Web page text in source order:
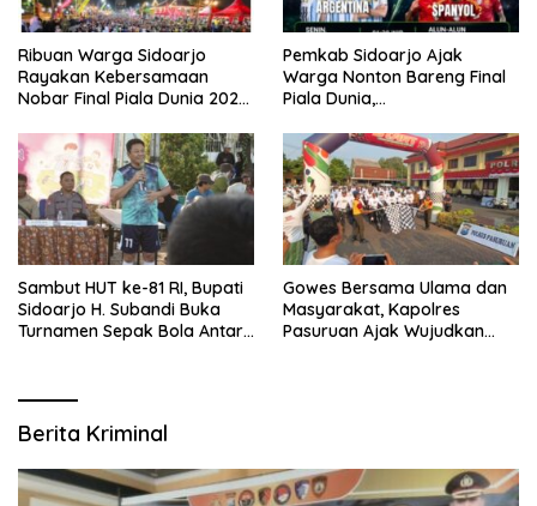
Ribuan Warga Sidoarjo
Rayakan Kebersamaan
Nobar Final Piala Dunia 2026
Forkopimda
Pemkab Sidoarjo Ajak
Warga Nonton Bareng Final
Piala Dunia,
Sambut HUT ke-81 RI, Bupati
Sidoarjo H. Subandi Buka
Turnamen Sepak Bola Antar
Gowes Bersama Ulama dan
Masyarakat, Kapolres
Pasuruan Ajak Wujudkan
Berita Kriminal